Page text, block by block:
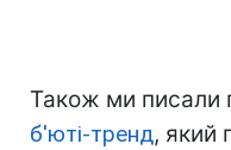
Також ми писали
б'юті-тренд, який